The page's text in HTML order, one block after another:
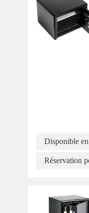
Disponible
Réservation